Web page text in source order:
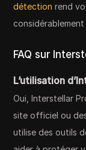
détection rend
considérablement
FAQ sur
L’utilisation
Oui, Interstellar
site officiel ou
utilise des outils